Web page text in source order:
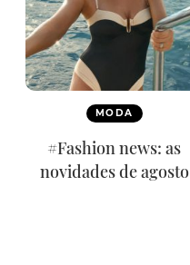
MODA
#Fashion news: as
novidades de agosto